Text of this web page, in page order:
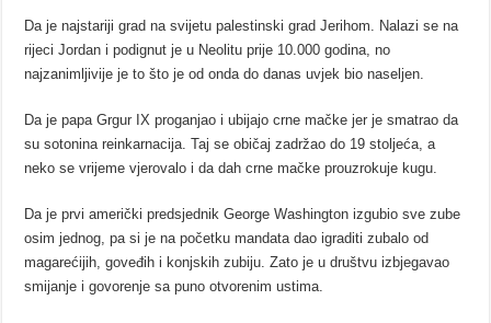
Da je najstariji grad na svijetu palestinski grad Jerihom. Nalazi se na
rijeci Jordan i podignut je u Neolitu prije 10.000 godina, no
najzanimljivije je to što je od onda do danas uvjek bio naseljen.
Da je papa Grgur IX proganjao i ubijajo crne mačke jer je smatrao da
su sotonina reinkarnacija. Taj se običaj zadržao do 19 stoljeća, a
neko se vrijeme vjerovalo i da dah crne mačke prouzrokuje kugu.
Da je prvi američki predsjednik George Washington izgubio sve zube
osim jednog, pa si je na početku mandata dao igraditi zubalo od
magarećijih, goveđih i konjskih zubiju. Zato je u društvu izbjegavao
smijanje i govorenje sa puno otvorenim ustima.